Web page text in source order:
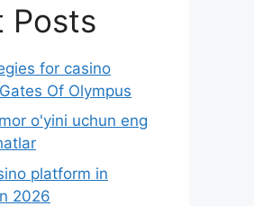
Posts
for casino
Of Olympus
o'yini uchun eng
platform in
2026